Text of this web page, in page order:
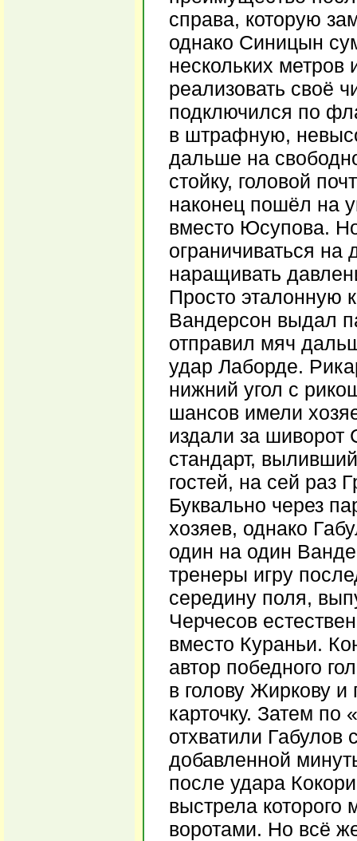
справа, которую
однако Синицын
нескольких
реализовать своё
подключился по
в штрафную,
дальше на
стойку, головой
наконец пошёл на
вместо Юсупова.
ограничиваться
наращивать
Просто эталонную
Вандерсон выдал
отправил мяч
удар Лаборде.
нижний угол с
шансов имели
издали за
стандарт,
гостей, на сей раз
Буквально через
хозяев, однако
один на один
тренеры игру
середину поля,
Черчесов
вместо Кураньи.
автор победного
в голову Жиркову
карточку. Затем по
отхватили
добавленной
после удара
выстрела которого
воротами. Но всё